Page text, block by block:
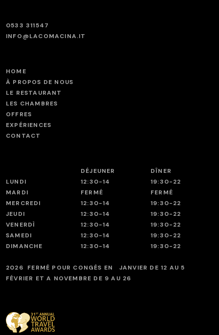
0533 311547
INFO@LACOMACINA.IT
HOME
À PROPOS DE NOUS
LE RESTAURANT
LES CHAMBRES
OFFRES
EXPÉRIENCES
CONTACT
DÉJEUNER
DÎNER
LUNDI
12:30-14
19:30-22
MARDI
FERMÉ
FERMÉ
MERCREDI
12:30-14
19:30-22
JEUDI
12:30-14
19:30-22
VENERDÌ
12:30-14
19:30-22
SAMEDI
12:30-14
19:30-22
DIMANCHE
12:30-14 19:30-22
2026 FERMÉ POUR CONGÉS EN JANVIER DE 12 AU 5
FÉVRIER ET A NOVEMBRE DE 9 AU 26